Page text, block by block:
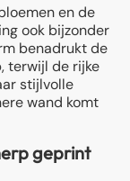
en de
ook bijzonder
benadrukt de
terwijl de rijke
stijlvolle
wand komt
geprint